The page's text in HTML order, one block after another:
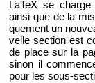
LaTeX se
ainsi que de la
que­ment un
velle sec­tion est
de place sur la
sinon il
pour les sous-